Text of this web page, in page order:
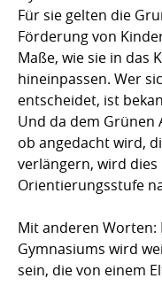
Für sie gelten die
Förderung von
Maße, wie sie in das
hineinpassen. Wer
entscheidet, ist
Und da dem Grünen
ob angedacht wird,
verlängern, wird
Orientierungsstufe
Mit anderen
Gymnasiums wird
sein, die von einem